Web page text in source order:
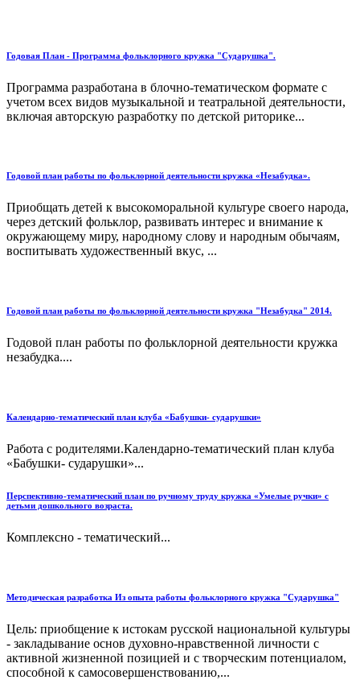
Годовая План - Программа фольклорного кружка "Сударушка".
Программа разработана в блочно-тематическом формате с
учетом всех видов музыкальной и театральной деятельности,
включая авторскую разработку по детской риторике...
Годовой план работы по фольклорной деятельности кружка «Незабудка».
Приобщать детей к высокоморальной культуре своего народа,
через детский фольклор, развивать интерес и внимание к
окружающему миру, народному слову и народным обычаям,
воспитывать художественный вкус, ...
Годовой план работы по фольклорной деятельности кружка "Незабудка" 2014.
Годовой план работы по фольклорной деятельности кружка
незабудка....
Календарно-тематический план клуба «Бабушки- сударушки»
Работа с родителями.Календарно-тематический план клуба
«Бабушки- сударушки»...
Перспективно-тематический план по ручному труду кружка «Умелые ручки» с
детьми дошкольного возраста.
Комплексно - тематический...
Методическая разработка Из опыта работы фольклорного кружка "Сударушка"
Цель: приобщение к истокам русской национальной культуры
- закладывание основ духовно-нравственной личности с
активной жизненной позицией и с творческим потенциалом,
способной к самосовершенствованию,...